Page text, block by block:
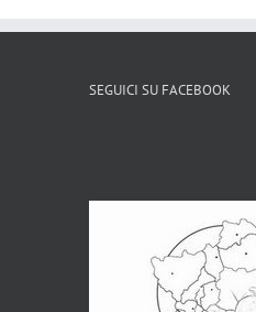
SEGUICI SU FACEBOOK